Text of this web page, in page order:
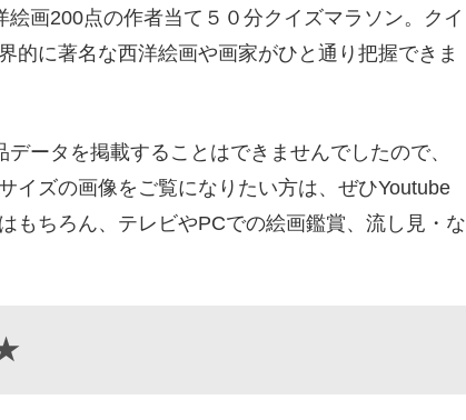
画200点の作者当て５０分クイズマラソン。クイ
的に著名な西洋絵画や画家がひと通り把握できま
ータを掲載することはできませんでしたので、
イズの画像をご覧になりたい方は、ぜひYoutube
もちろん、テレビやPCでの絵画鑑賞、流し見・な